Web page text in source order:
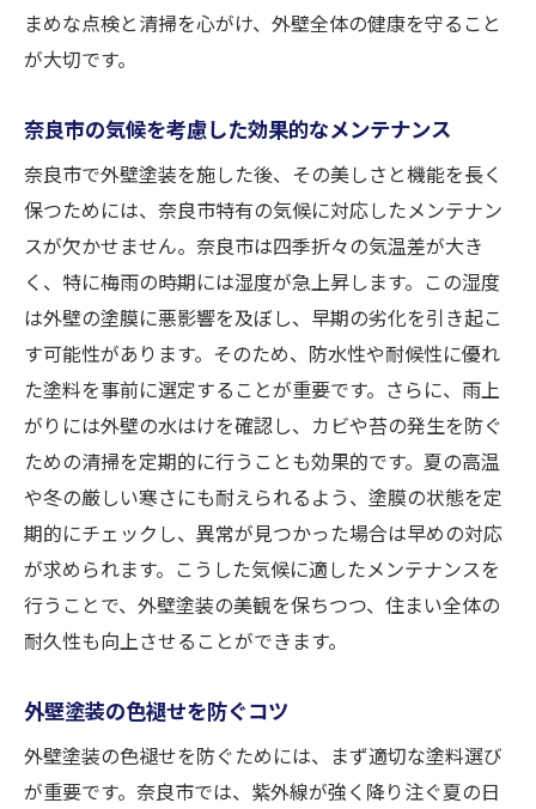
定期点検の重要性とその頻度
奈良市特有の外壁点検項目
点検で見つけた問題の迅速な対処法
プロによる点検サービスのメリット
点検結果をもとにした今後のメンテナンス
計画
外壁塗装の美しさを保つための適切な洗浄方法
外壁洗浄のタイミングと頻度
外壁の汚れを効果的に落とす洗浄テクニッ
ク
洗浄で使用する洗剤と道具の選び方
外壁洗浄の注意点と安全対策
環境に優しい洗浄方法の提案
プロによる外壁洗浄サービスの利点
奈良市の気候に適した外壁塗装の耐久性向上法
外壁の耐久性を高めるための工夫
長持ちする外壁塗装の施工ポイント
気候変動に強い外壁を作るためのヒント
まめな点検と清掃を心がけ、外壁全体の健康を守ること
が大切です。
奈良市の気候を考慮した効果的なメンテナンス
奈良市で外壁塗装を施した後、その美しさと機能を長く
保つためには、奈良市特有の気候に対応したメンテナン
スが欠かせません。奈良市は四季折々の気温差が大き
く、特に梅雨の時期には湿度が急上昇します。この湿度
は外壁の塗膜に悪影響を及ぼし、早期の劣化を引き起こ
す可能性があります。そのため、防水性や耐候性に優れ
た塗料を事前に選定することが重要です。さらに、雨上
がりには外壁の水はけを確認し、カビや苔の発生を防ぐ
ための清掃を定期的に行うことも効果的です。夏の高温
や冬の厳しい寒さにも耐えられるよう、塗膜の状態を定
期的にチェックし、異常が見つかった場合は早めの対応
が求められます。こうした気候に適したメンテナンスを
行うことで、外壁塗装の美観を保ちつつ、住まい全体の
耐久性も向上させることができます。
外壁塗装の色褪せを防ぐコツ
外壁塗装の色褪せを防ぐためには、まず適切な塗料選び
が重要です。奈良市では、紫外線が強く降り注ぐ夏の日